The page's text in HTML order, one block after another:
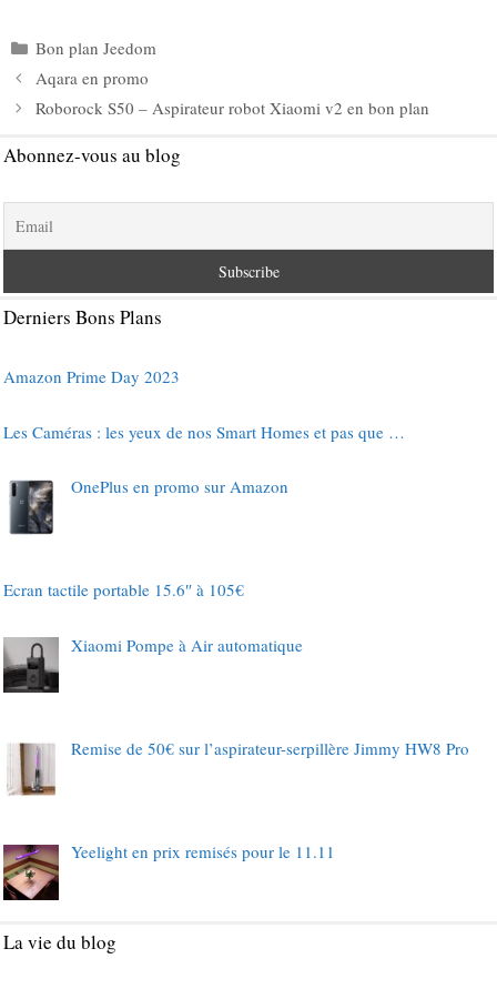
Catégories
Bon plan Jeedom
Aqara en promo
Roborock S50 – Aspirateur robot Xiaomi v2 en bon plan
Abonnez-vous au blog
Derniers Bons Plans
Amazon Prime Day 2023
Les Caméras : les yeux de nos Smart Homes et pas que …
OnePlus en promo sur Amazon
Ecran tactile portable 15.6″ à 105€
Xiaomi Pompe à Air automatique
Remise de 50€ sur l’aspirateur-serpillère Jimmy HW8 Pro
Yeelight en prix remisés pour le 11.11
La vie du blog